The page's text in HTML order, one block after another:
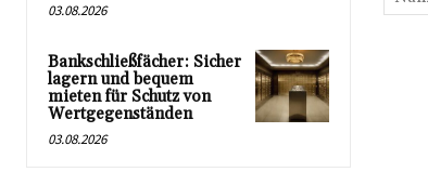
03.08.2026
Bankschließfächer: Sicher
lagern und bequem
mieten für Schutz von
Wertgegenständen
03.08.2026